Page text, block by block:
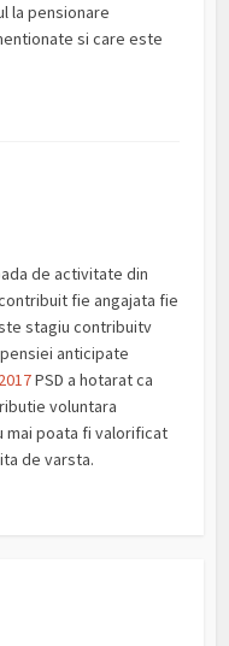
la pensionare
si care este
de activitate din
fie angajata fie
stagiu contribuitv
anticipate
PSD a hotarat ca
voluntara
mai poata fi valorificat
de varsta.